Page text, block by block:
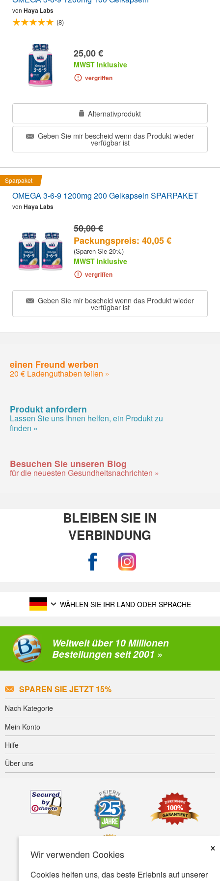
Wir verwenden Cookies
×
Cookies helfen uns, das beste Erlebnis auf unserer
von Haya Labs
(8)
25,00 €
MWST Inklusive
vergriffen
Alternativprodukt
Geben Sie mir bescheid wenn das Produkt wieder
verfügbar ist
Sparpaket
OMEGA 3-6-9 1200mg 200 Gelkapseln SPARPAKET
von Haya Labs
50,00 €
Packungspreis: 40,05 €
(Sparen Sie 20%)
MWST Inklusive
vergriffen
Geben Sie mir bescheid wenn das Produkt wieder
verfügbar ist
einen Freund werben
20 € Ladenguthaben teilen »
Produkt anfordern
Lassen Sie uns Ihnen helfen, ein Produkt zu
finden »
Besuchen Sie unseren Blog
für die neuesten Gesundheitsnachrichten »
BLEIBEN SIE IN
VERBINDUNG
WÄHLEN SIE IHR LAND ODER SPRACHE
Weltweit über 10 Millionen
Bestellungen seit 2001 »
SPAREN SIE JETZT 15%
Nach Kategorie
Mein Konto
Hilfe
Über uns